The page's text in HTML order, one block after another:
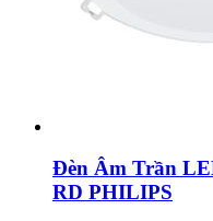
Đèn Âm Trần
RD PHILIPS